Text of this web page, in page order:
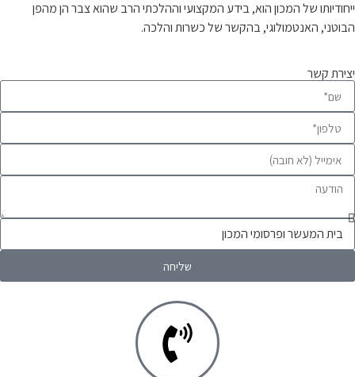
ייחודיותו של המכון הוא, בידע המקצועי וההלכתי הרב שהוא צבר הן מהפן
הבוטני, האנטמולוגי, בהקשר של כשרות והלכה.
יצירת קשר
שליחה